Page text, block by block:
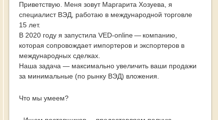
Приветствую. Меня зовут Маргарита Хозуева, я
специалист ВЭД, работаю в международной торговле
15 лет.
В 2020 году я запустила VED-online — компанию,
которая сопровождает импортеров и экспортеров в
международных сделках.
Наша задача — максимально увеличить ваши продажи
за минимальные (по рынку ВЭД) вложения.
Что мы умеем?